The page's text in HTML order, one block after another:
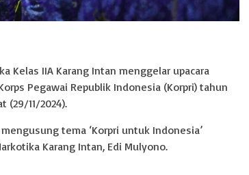
Kelas IIA Karang Intan menggelar upacara
Pegawai Republik Indonesia (Korpri) tahun
(29/11/2024).
tema ‘Korpri untuk Indonesia’
Karang Intan, Edi Mulyono.